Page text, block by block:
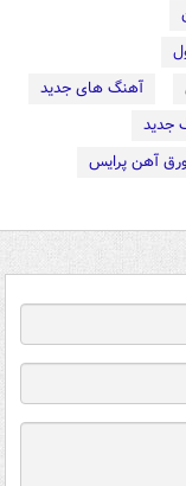
آهنگ های جدید
جدید
آهن پرایس